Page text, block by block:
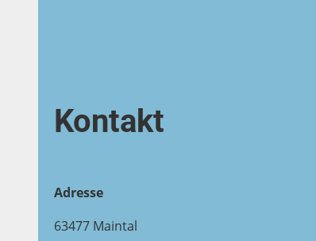
Kontakt
Adresse
63477 Maintal